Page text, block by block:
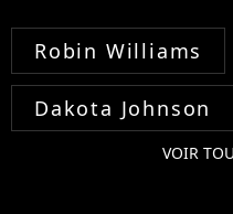
Robin Williams
Dakota Johnson
VOIR